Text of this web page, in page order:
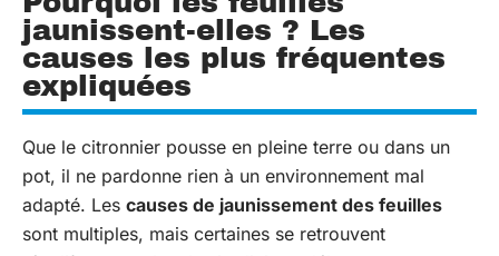
jaunissent-elles ? Les
causes les plus fréquentes
expliquées
Que le citronnier pousse en pleine terre ou dans un
pot, il ne pardonne rien à un environnement mal
adapté. Les causes de jaunissement des feuilles
sont multiples, mais certaines se retrouvent